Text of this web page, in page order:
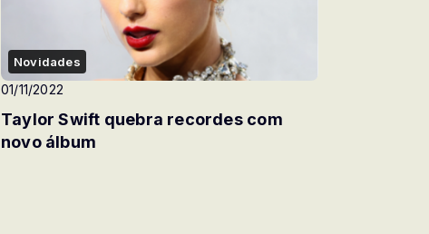
Novidades
01/11/2022
Taylor Swift quebra recordes com
novo álbum